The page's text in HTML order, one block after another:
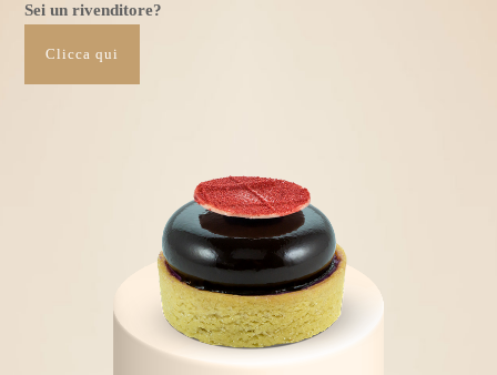
Sei un rivenditore?
Clicca qui